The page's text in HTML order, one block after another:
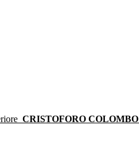
CRISTOFORO COLOMBO